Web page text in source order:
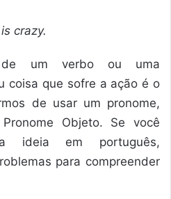
crazy.
de um verbo ou uma
coisa que sofre a ação é o
de usar um pronome,
Objeto. Se você
ideia em português,
para compreender